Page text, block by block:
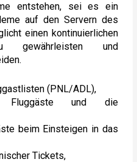
entstehen, sei es ein
auf den Servern des
einen kontinuierlichen
gewährleisten und
(PNL/ADL),
Fluggäste und die
beim Einsteigen in das
Tickets,